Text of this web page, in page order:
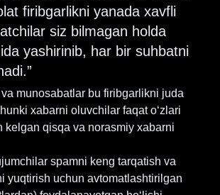
firibgarlikni yanada xavfli
siz bilmagan holda
yashirinib, har bir suhbatni
munosabatlar bu firibgarlikni juda
xabarni oluvchilar faqat o‘zlari
kelgan qisqa va norasmiy xabarni
spamni keng tarqatish va
yuqtirish uchun avtomatlashtirilgan